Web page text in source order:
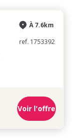
À 7.6km
ref. 1753392
Voir l'offre